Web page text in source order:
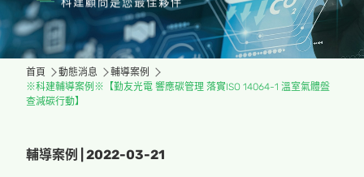
首頁 動態消息
輔導案例
※科建輔導案例※【勤友光電 響應碳管理 落實ISO 14064-1 溫室氣體盤
查減碳行動】
輔導案例 | 2022-03-21